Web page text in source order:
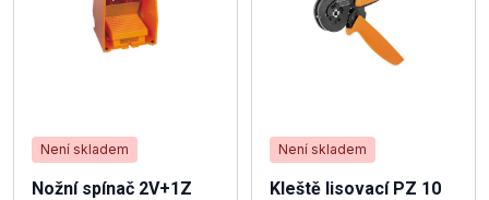
Není skladem
Nožní spínač 2V+1Z
Není skladem
Kleště lisovací PZ 10